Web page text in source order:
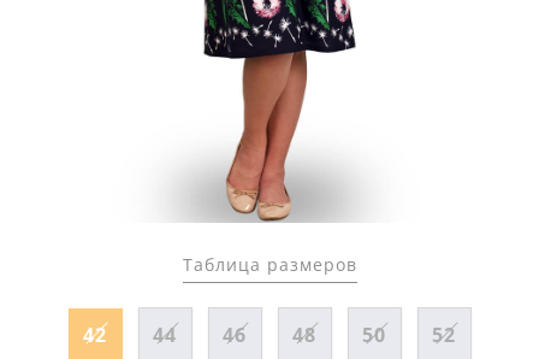
Таблица размеров
42 44 46 48 50 52